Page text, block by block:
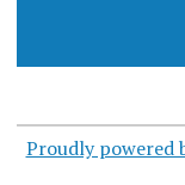
Proudly powered